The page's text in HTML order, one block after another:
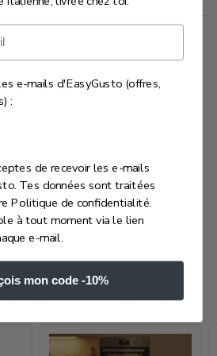
service client ?
Clients
à écrire un avis
Écrire un avis
Gourmands
e-mails d'EasyGusto (offres,
:
marketing
de recevoir les e-mails
Tes données sont traitées
Politique de confidentialité.
à tout moment via le lien
e-mail.
mon code -10%